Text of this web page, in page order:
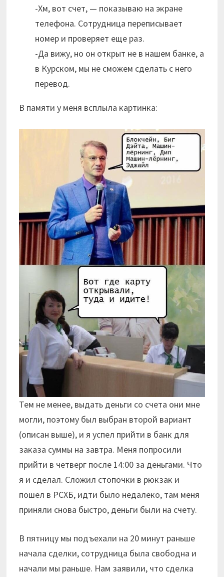
Хм, вот счет, — показываю на экране
телефона. Сотрудница переписывает
номер и проверяет еще раз.
Да вижу, но он открыт не в нашем банке, а
в Курском, мы не сможем сделать с него
перевод.
В памяти у меня всплыла картинка:
Тем не менее, выдать деньги со счета они мне
могли, поэтому был выбран второй вариант
(описан выше), и я успел прийти в банк для
заказа суммы на завтра. Меня попросили
прийти в четверг после 14:00 за деньгами. Что
я и сделал. Сложил стопочки в рюкзак и
пошел в РСХБ, идти было недалеко, там меня
приняли снова быстро, деньги были на счету.
В пятницу мы подъехали на 20 минут раньше
начала сделки, сотрудница была свободна и
начали мы раньше. Нам заявили, что сделка